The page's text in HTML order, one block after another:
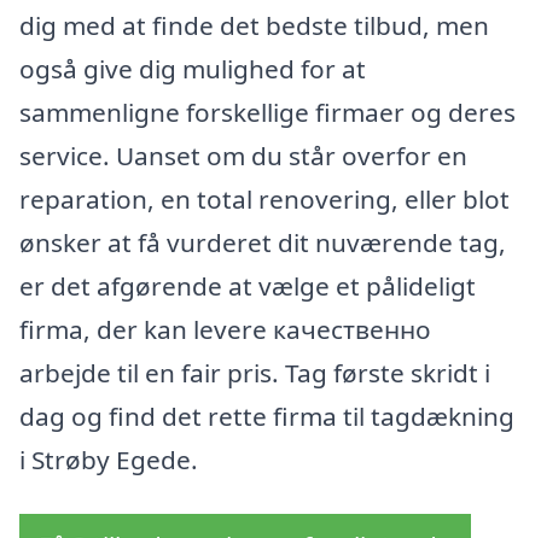
dig med at finde det bedste tilbud, men
også give dig mulighed for at
sammenligne forskellige firmaer og deres
service. Uanset om du står overfor en
reparation, en total renovering, eller blot
ønsker at få vurderet dit nuværende tag,
er det afgørende at vælge et pålideligt
firma, der kan levere качественно
arbejde til en fair pris. Tag første skridt i
dag og find det rette firma til tagdækning
i Strøby Egede.